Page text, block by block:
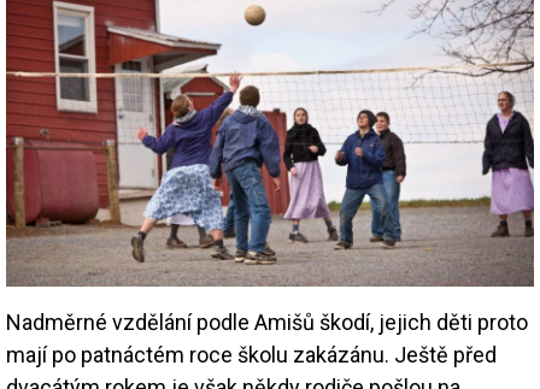
Nadměrné vzdělání podle Amišů škodí, jejich děti proto
mají po patnáctém roce školu zakázánu. Ještě před